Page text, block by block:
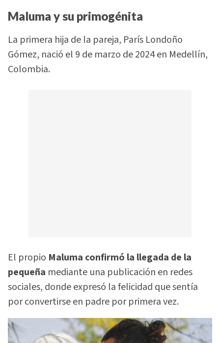
Maluma y su primogénita
La primera hija de la pareja, París Londoño
Gómez, nació el 9 de marzo de 2024 en Medellín,
Colombia.
El propio Maluma confirmó la llegada de la
pequeña mediante una publicación en redes
sociales, donde expresó la felicidad que sentía
por convertirse en padre por primera vez.